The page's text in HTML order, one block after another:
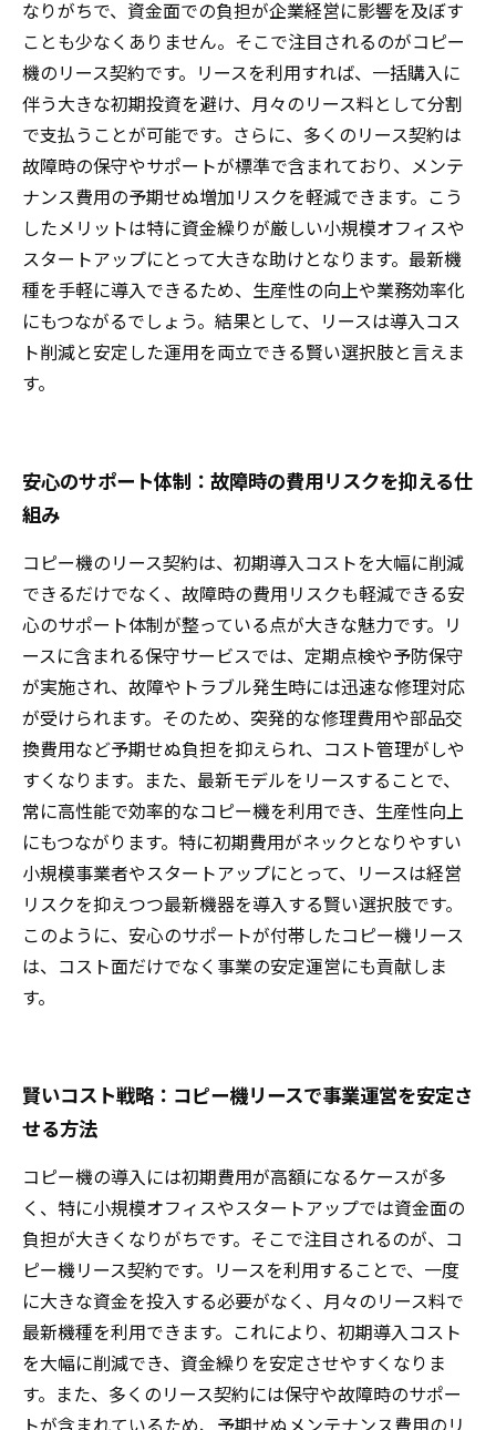
なりがちで、資金面での負担が企業経営に影響を及ぼす
ことも少なくありません。そこで注目されるのがコピー
機のリース契約です。リースを利用すれば、一括購入に
伴う大きな初期投資を避け、月々のリース料として分割
で支払うことが可能です。さらに、多くのリース契約は
故障時の保守やサポートが標準で含まれており、メンテ
ナンス費用の予期せぬ増加リスクを軽減できます。こう
したメリットは特に資金繰りが厳しい小規模オフィスや
スタートアップにとって大きな助けとなります。最新機
種を手軽に導入できるため、生産性の向上や業務効率化
にもつながるでしょう。結果として、リースは導入コス
ト削減と安定した運用を両立できる賢い選択肢と言えま
す。
安心のサポート体制：故障時の費用リスクを抑える仕
組み
コピー機のリース契約は、初期導入コストを大幅に削減
できるだけでなく、故障時の費用リスクも軽減できる安
心のサポート体制が整っている点が大きな魅力です。リ
ースに含まれる保守サービスでは、定期点検や予防保守
が実施され、故障やトラブル発生時には迅速な修理対応
が受けられます。そのため、突発的な修理費用や部品交
換費用など予期せぬ負担を抑えられ、コスト管理がしや
すくなります。また、最新モデルをリースすることで、
常に高性能で効率的なコピー機を利用でき、生産性向上
にもつながります。特に初期費用がネックとなりやすい
小規模事業者やスタートアップにとって、リースは経営
リスクを抑えつつ最新機器を導入する賢い選択肢です。
このように、安心のサポートが付帯したコピー機リース
は、コスト面だけでなく事業の安定運営にも貢献しま
す。
賢いコスト戦略：コピー機リースで事業運営を安定さ
せる方法
コピー機の導入には初期費用が高額になるケースが多
く、特に小規模オフィスやスタートアップでは資金面の
負担が大きくなりがちです。そこで注目されるのが、コ
ピー機リース契約です。リースを利用することで、一度
に大きな資金を投入する必要がなく、月々のリース料で
最新機種を利用できます。これにより、初期導入コスト
を大幅に削減でき、資金繰りを安定させやすくなりま
す。また、多くのリース契約には保守や故障時のサポー